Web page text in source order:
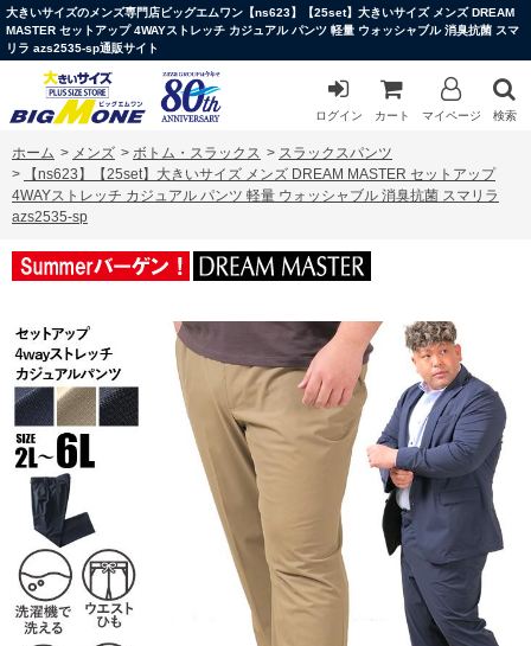
大きいサイズのメンズ専門店ビッグエムワン【ns623】【25set】大きいサイズ メンズ DREAM
MASTER セットアップ 4WAYストレッチ カジュアル パンツ 軽量 ウォッシャブル 消臭抗菌 スマ
リラ azs2535-sp通販サイト
ログイン カート マイページ 検索
ホーム > メンズ > ボトム・スラックス > スラックスパンツ
>
【ns623】【25set】大きいサイズ メンズ DREAM MASTER セットアップ
4WAYストレッチ カジュアル パンツ 軽量 ウォッシャブル 消臭抗菌 スマリラ
azs2535-sp